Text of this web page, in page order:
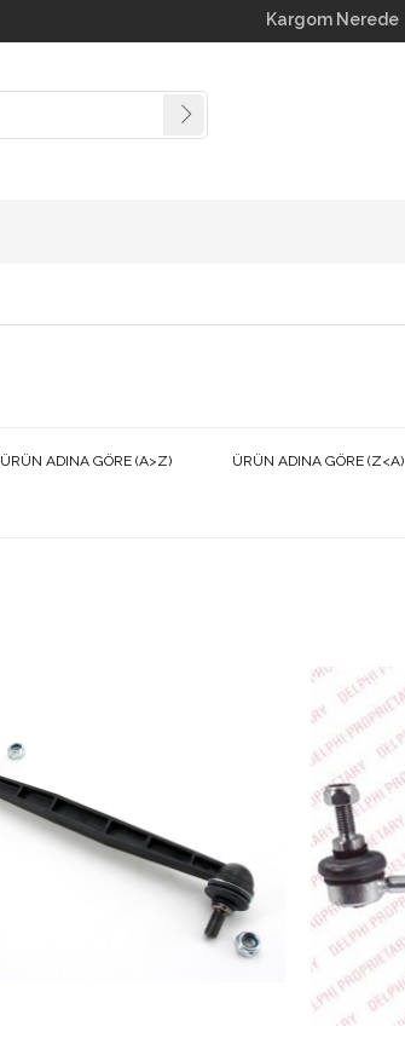
Kargom Nerede
ÜRÜN ADINA GÖRE (A>Z) ÜRÜN ADINA GÖRE (Z<A)